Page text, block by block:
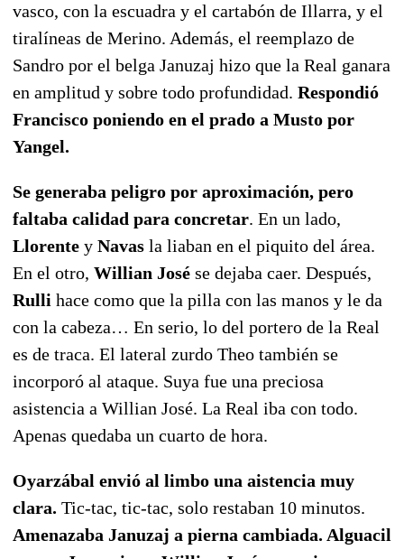
vasco, con la escuadra y el cartabón de Illarra, y el
tiralíneas de Merino. Además, el reemplazo de
Sandro por el belga Januzaj hizo que la Real ganara
en amplitud y sobre todo profundidad. Respondió
Francisco poniendo en el prado a Musto por
Yangel.
Se generaba peligro por aproximación, pero
faltaba calidad para concretar. En un lado,
Llorente y Navas la liaban en el piquito del área.
En el otro, Willian José se dejaba caer. Después,
Rulli hace como que la pilla con las manos y le da
con la cabeza… En serio, lo del portero de la Real
es de traca. El lateral zurdo Theo también se
incorporó al ataque. Suya fue una preciosa
asistencia a Willian José. La Real iba con todo.
Apenas quedaba un cuarto de hora.
Oyarzábal envió al limbo una aistencia muy
clara. Tic-tac, tic-tac, solo restaban 10 minutos.
Amenazaba Januzaj a pierna cambiada. Alguacil